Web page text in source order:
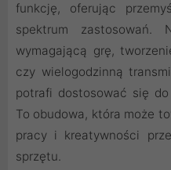
funkcję, oferując
spektrum zastosowań.
wymagającą grę,
czy wielogodzinną
potrafi dostosować się
To obudowa, która może
pracy i kreatywności
sprzętu.